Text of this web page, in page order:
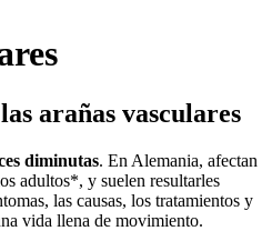
arañas vasculares
diminutas. En Alemania, afectan
adultos*, y suelen resultarles
las causas, los tratamientos y
vida llena de movimiento.